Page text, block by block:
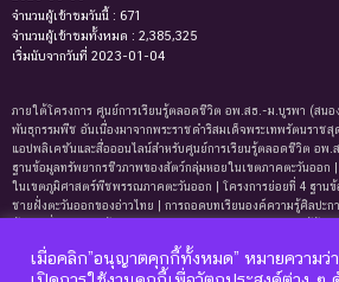
จำนวนผู้เข้าชมวันนี้ : 671
จำนวนผู้เข้าชมทั้งหมด : 2,385,325
เริ่มนับจากวันที่ 2023-01-04
ภายใต้โครงการ ศูนย์การเรียนรู้ตลอดชีวิต อพ.สธ.-ม.บูรพา (สนอ
พันธุกรรมพืช อันเนื่องมาจากพระราชดำริสมเด็จพระเทพรัตนราชสุ
แอปพลิเคชันและสื่อออนไลน์สำหรับศูนย์การเรียนรู้ตลอดชีวิต อพ.
ฐานข้อมูลทรัพยากรชีวภาพของสัตว์กลุ่มหอยในเขตภาคตะวันออก
ในเขตภูมิศาสตร์พืชพรรณภาคตะวันออก | โครงการย่อยที่ 4 ฐานข้
ชายฝั่งตะวันออกของอ่าวไทย | การถอดบทเรียนองค์ความรู้ศิลปะ
ทรัพยากรธรรมชาติและมรดกทางวัฒนธรรม ภาคตะวันออก | ฐานข้
ประเทศไทย | ฐานข้อมูลเพรียงหินในเขตภาคตะวันออกของประเท
เมื่อคลิก”อนุญาตคุกกี้ทั้งหมด” หมายความว่